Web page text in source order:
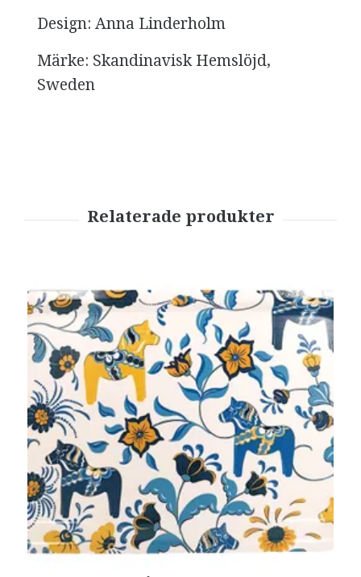
Design: Anna Linderholm
Märke: Skandinavisk Hemslöjd,
Sweden